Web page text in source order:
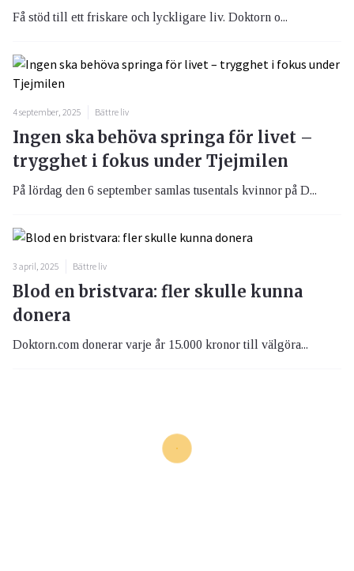
Få stöd till ett friskare och lyckligare liv. Doktorn o...
4 september, 2025 Bättre liv
Ingen ska behöva springa för livet –
trygghet i fokus under Tjejmilen
På lördag den 6 september samlas tusentals kvinnor på D...
3 april, 2025 Bättre liv
Blod en bristvara: fler skulle kunna
donera
Doktorn.com donerar varje år 15.000 kronor till välgöra...